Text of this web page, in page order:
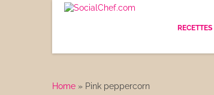
RECETTES
Home » Pink peppercorn